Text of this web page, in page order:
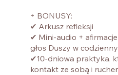
+ BONUSY:
✔ Arkusz refleksji
✔ Mini-audio +
głos Duszy w
✔10-dniowa praktyka,
kontakt ze sobą i